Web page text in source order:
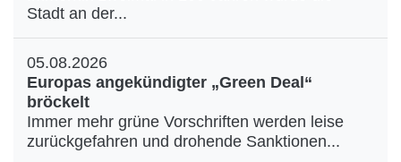
Stadt an der...
05.08.2026
Europas angekündigter „Green Deal“
bröckelt
Immer mehr grüne Vorschriften werden leise
zurückgefahren und drohende Sanktionen...